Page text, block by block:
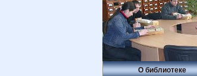
О библиотеке